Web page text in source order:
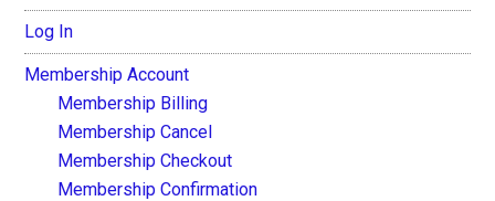
Log In
Membership Account
Membership Billing
Membership Cancel
Membership Checkout
Membership Confirmation